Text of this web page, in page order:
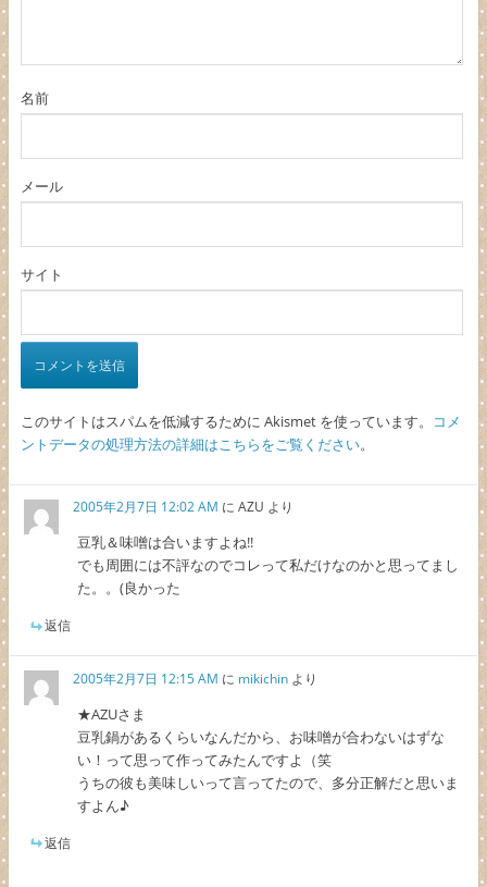
名前
メール
サイト
このサイトはスパムを低減するために Akismet を使っています。
コメ
ントデータの処理方法の詳細はこちらをご覧ください。
2005年2月7日 12:02 AM にAZU より
豆乳＆味噌は合いますよね!!
でも周囲には不評なのでコレって私だけなのかと思ってまし
た。。(良かった
返信
2005年2月7日 12:15 AM に mikichin より
★AZUさま
豆乳鍋があるくらいなんだから、お味噌が合わないはずな
い！って思って作ってみたんですよ（笑
うちの彼も美味しいって言ってたので、多分正解だと思いま
すよん♪
返信